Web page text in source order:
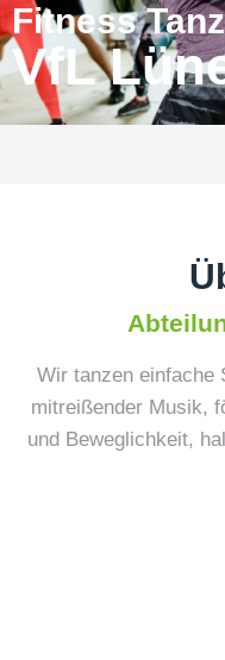
Fitness
VfL
Wir tanzen einfache
mitreißender Musik,
und Beweglichkeit,